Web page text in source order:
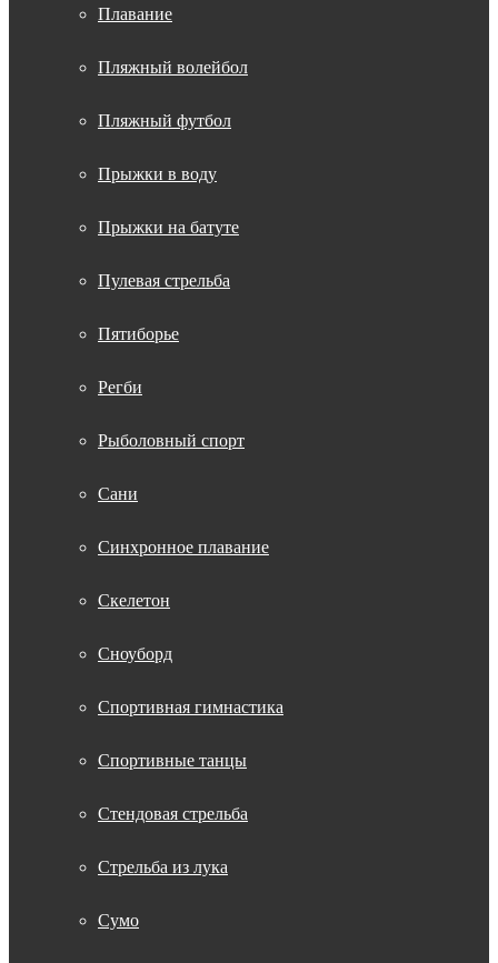
Плавание
Пляжный волейбол
Пляжный футбол
Прыжки в воду
Прыжки на батуте
Пулевая стрельба
Пятиборье
Регби
Рыболовный спорт
Сани
Синхронное плавание
Скелетон
Сноуборд
Спортивная гимнастика
Спортивные танцы
Стендовая стрельба
Стрельба из лука
Сумо